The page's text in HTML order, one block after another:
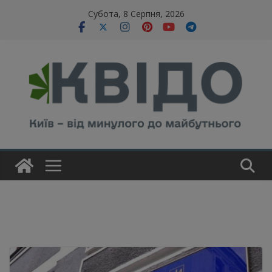
Субота, 8 Серпня, 2026
modal-check